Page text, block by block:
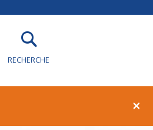
RECHERCHE
×